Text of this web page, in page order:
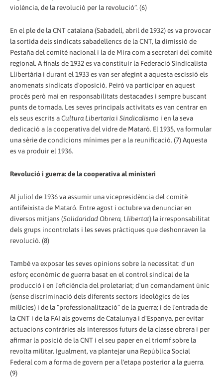
violència, de la revolució per la revolució”. (6)
En el ple de la CNT catalana (Sabadell, abril de 1932) es va provocar
la sortida dels sindicats sabadellencs de la CNT, la dimissió de
Pestaña del comitè nacional i la de Mira com a secretari del comitè
regional. A finals de 1932 es va constituir la Federació Sindicalista
Llibertària i durant el 1933 es van ser afegint a aquesta escissió els
anomenats sindicats d'oposició. Peiró va participar en aquest
procés però mai en responsabilitats destacades i sempre buscant
punts de tornada. Les seves principals activitats es van centrar en
els seus escrits aCultura Libertaria i Sindicalismo i en la seva
dedicació a la cooperativa del vidre de Mataró. El 1935, va formular
una sèrie de condicions mínimes per a la reunificació. (7) Aquesta
es va produir el 1936.
Revolució i guerra: de la cooperativa al ministeri
Al juliol de 1936 va assumir una vicepresidència del comitè
antifeixista de Mataró. Entre agost i octubre va denunciar en
diversos mitjans (Solidaridad Obrera, Llibertat) la irresponsabilitat
dels grups incontrolats i les seves pràctiques que deshonraven la
revolució. (8)
També va exposar les seves opinions sobre la necessitat: d'un
esforç econòmic de guerra basat en el control sindical de la
producció i en l'eficiència del proletariat; d'un comandament únic
(sense discriminació dels diferents sectors ideològics de les
milícies) i de la “professionalització” de la guerra; i de l'entrada de
la CNT i de la FAI als governs de Catalunya i d'Espanya, per evitar
actuacions contràries als interessos futurs de la classe obrera i per
afirmar la posició de la CNT i el seu paper en el triomf sobre la
revolta militar. Igualment, va plantejar una República Social
Federal com a forma de govern per a l'etapa posterior a la guerra.
(9)